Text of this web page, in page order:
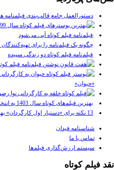
دستورالعمل جامع قالب‌بندی فیلمنامه
فیلم‌نامه فیلم کوتاه آبی می‌شود
چگونه یک فیلم‌نامه را برای تهیه‌کنندگان
فیلم‌نامه فیلم کوتاه دو زندگی سپیده
«حیوان»
بهترین فیلم‌های کوتاه سال 1403 به انتخاب فیدان
13 نکته برای «دستیار اول کارگردان» بهتری بودن
شناسنامه فیدان
تماس با ما
سیستم ارزش‌گذاری فیلم‌ها
نقد فیلم کوتاه